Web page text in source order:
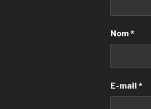
Nom*
E-mail *